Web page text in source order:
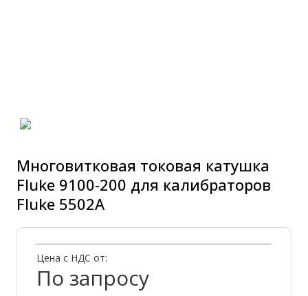
Многовитковая токовая катушка
Fluke 9100-200 для калибраторов
Fluke 5502A
Цена с НДС от:
По запросу